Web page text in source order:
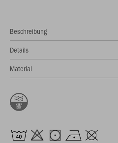
Beschreibung
Details
Material